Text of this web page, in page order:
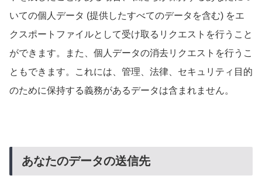
いての個人データ (提供したすべてのデータを含む) をエ
クスポートファイルとして受け取るリクエストを行うこと
ができます。また、個人データの消去リクエストを行うこ
ともできます。これには、管理、法律、セキュリティ目的
のために保持する義務があるデータは含まれません。
あなたのデータの送信先